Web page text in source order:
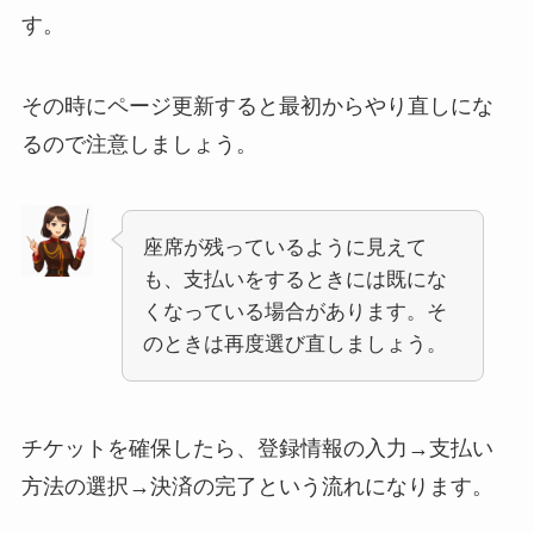
す。
その時にページ更新すると最初からやり直しにな
るので注意しましょう。
座席が残っているように見えて
も、支払いをするときには既にな
くなっている場合があります。そ
のときは再度選び直しましょう。
チケットを確保したら、登録情報の入力→支払い
方法の選択→決済の完了という流れになります。